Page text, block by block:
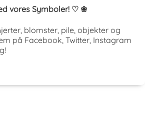
vores Symboler! ♡ ❀
blomster, pile, objekter og
på Facebook, Twitter, Instagram